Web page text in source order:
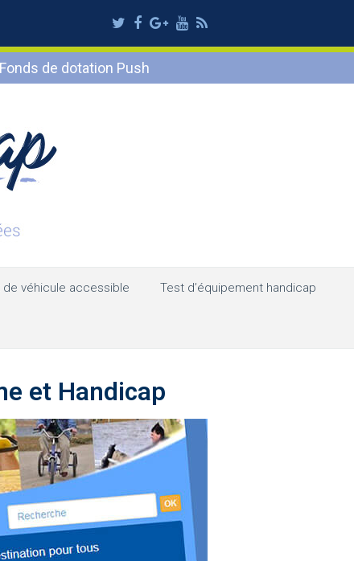
Twitter
Facebook
Google
Plus
Youtube
RSS
Fonds de dotation Push
de véhicule accessible Test d’équipement handicap
et Handicap